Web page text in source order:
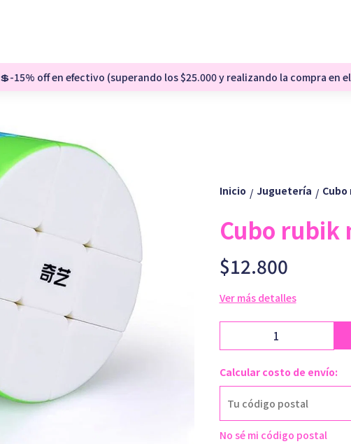
💲-15% off en efectivo (superando los $25.000 y realizando la compra en
Inicio / Juguetería / Cubo
Cubo rubik
$12.800
Ver más detalles
Calcular costo de envío:
No sé mi código postal